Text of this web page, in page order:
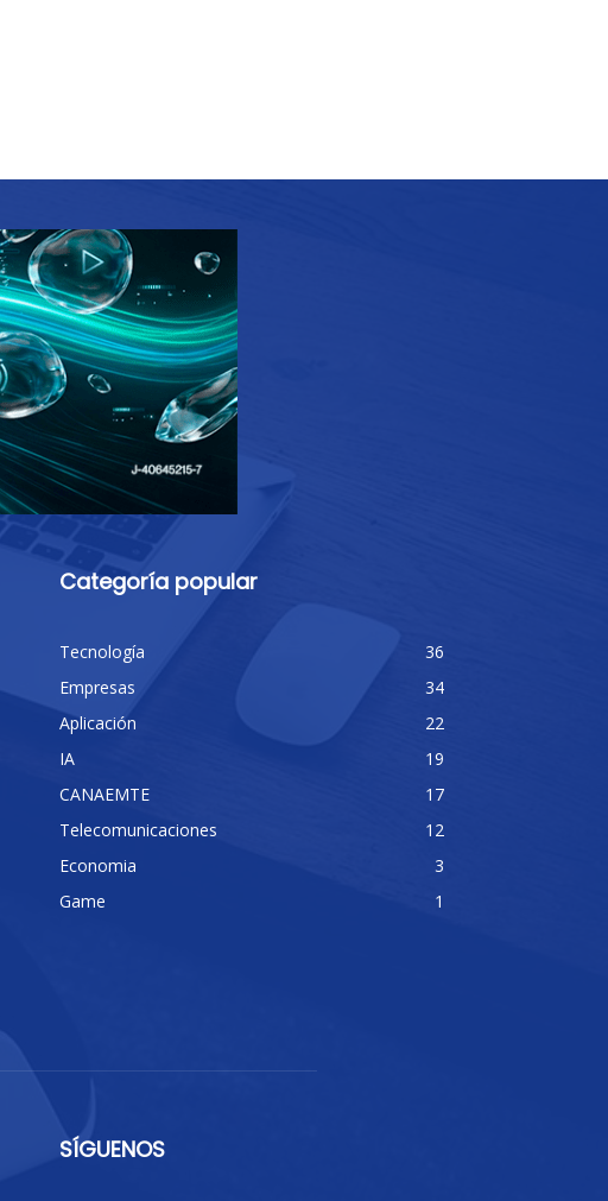
Categoría popular
Tecnología
36
Empresas
34
Aplicación
22
IA
19
CANAEMTE
17
Telecomunicaciones
12
Economia
3
Game
1
SÍGUENOS